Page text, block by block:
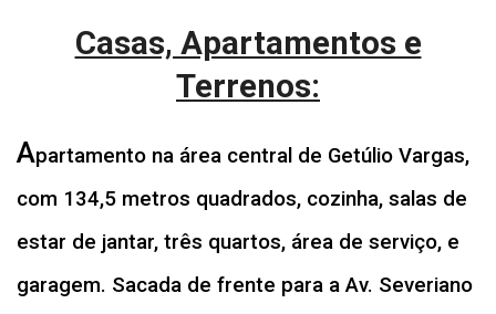
Casas, Apartamentos e
Terrenos:
Apartamento na área central de Getúlio Vargas,
com 134,5 metros quadrados, cozinha, salas de
estar de jantar, três quartos, área de serviço, e
garagem. Sacada de frente para a Av. Severiano